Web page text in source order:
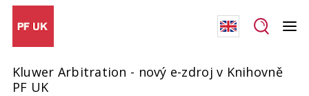
Kluwer Arbitration - nový e-zdroj v Knihovně
PF UK